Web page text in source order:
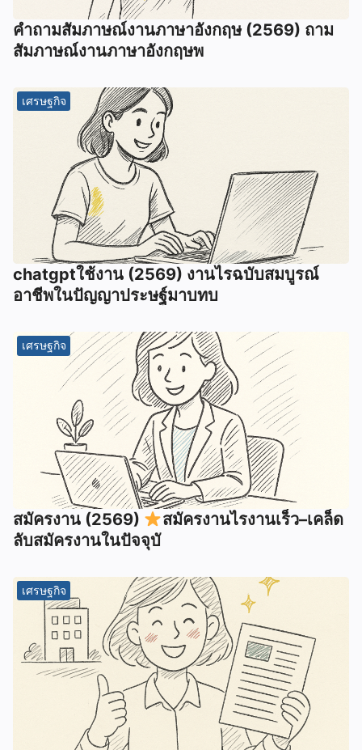
คําถามสัมภาษณ์งานภาษาอังกฤษ (2569) ถาม
สัมภาษณ์งานภาษาอังกฤษพ
เศรษฐกิจ
chatgptใช้งาน (2569) งานไรฉบับสมบูรณ์
อาชีพในปัญญาประษฐ์มาบทบ
เศรษฐกิจ
สมัครงาน (2569)
สมัครงานไรงานเร็ว–เคล็ด
ลับสมัครงานในปัจจุบั
เศรษฐกิจ